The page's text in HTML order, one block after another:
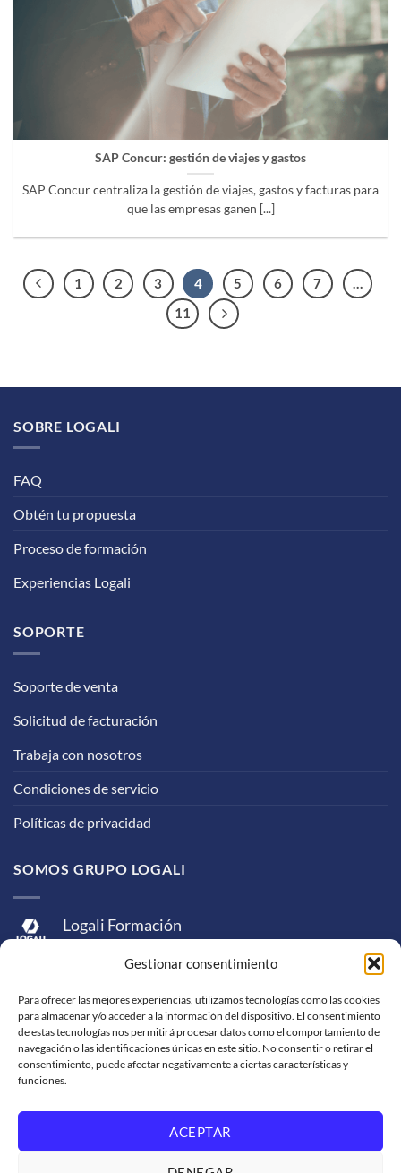
Gestionar consentimiento
Para ofrecer las mejores experiencias, utilizamos tecnologías como las cookies
para almacenar y/o acceder a la información del dispositivo. El consentimiento
de estas tecnologías nos permitirá procesar datos como el comportamiento de
navegación o las identificaciones únicas en este sitio. No consentir o retirar el
consentimiento, puede afectar negativamente a ciertas características y
funciones.
ACEPTAR
SAP Concur: gestión de viajes y gastos
SAP Concur centraliza la gestión de viajes, gastos y facturas para
que las empresas ganen [...]
1 2 3 4 5 6 7
11
SOBRE LOGALI
FAQ
Obtén tu propuesta
Proceso de formación
Experiencias Logali
SOPORTE
Soporte de venta
Solicitud de facturación
Trabaja con nosotros
Condiciones de servicio
Políticas de privacidad
SOMOS GRUPO LOGALI
Logali Formación
Logali Consultoría
Logali Ingeniería
Express
Skrill